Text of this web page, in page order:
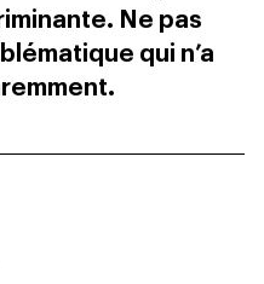
Ne pas
qui n’a